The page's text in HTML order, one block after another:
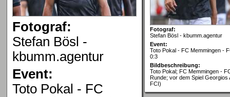
Fotograf:
Stefan Bösl -
kbumm.agentur
Event:
Toto Pokal - FC
Fotograf:
Stefan Bösl - kbumm.agentur
Event:
Toto Pokal - FC Memmingen -
0:3
Bildbeschreibung:
Toto Pokal; FC Memmingen -
Runde; vor dem Spiel Georgios
FCI)